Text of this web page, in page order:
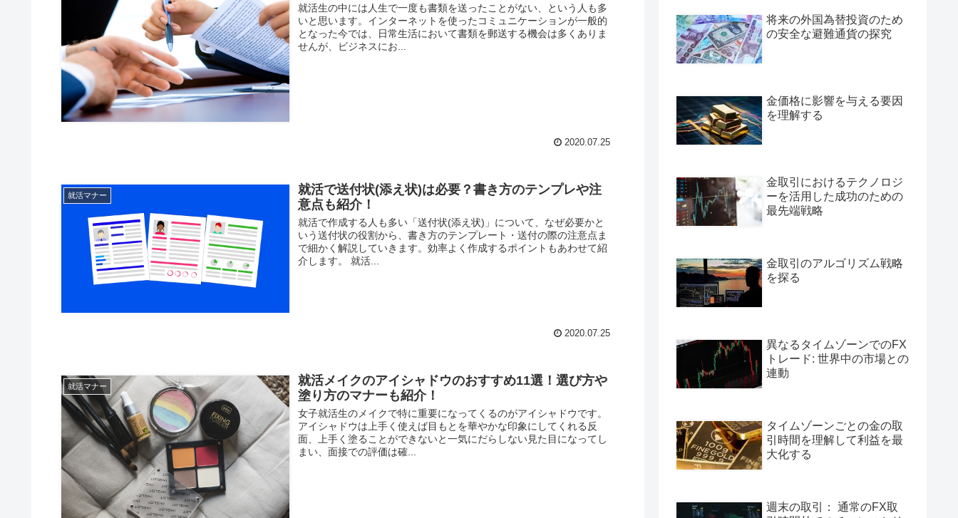
就活生の中には人生で一度も書類を送ったことがない、という人も多
いと思います。インターネットを使ったコミュニケーションが一般的
となった今では、日常生活において書類を郵送する機会は多くありま
せんが、ビジネスにお...
2020.07.25
就活マナー
就活で送付状(添え状)は必要？書き方のテンプレや注
意点も紹介！
就活で作成する人も多い「送付状(添え状)」について、なぜ必要かと
いう送付状の役割から、書き方のテンプレート・送付の際の注意点ま
で細かく解説していきます。効率よく作成するポイントもあわせて紹
介します。 就活...
2020.07.25
就活マナー
就活メイクのアイシャドウのおすすめ11選！選び方や
塗り方のマナーも紹介！
女子就活生のメイクで特に重要になってくるのがアイシャドウです。
アイシャドウは上手く使えば目もとを華やかな印象にしてくれる反
面、上手く塗ることができないと一気にだらしない見た目になってし
まい、面接での評価は確...
将来の外国為替投資のため
の安全な避難通貨の探究
金価格に影響を与える要因
を理解する
金取引におけるテクノロジ
ーを活用した成功のための
最先端戦略
金取引のアルゴリズム戦略
を探る
異なるタイムゾーンでのFX
トレード: 世界中の市場との
連動
タイムゾーンごとの金の取
引時間を理解して利益を最
大化する
週末の取引： 通常のFX取